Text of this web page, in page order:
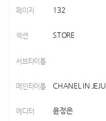
132
STORE
CHANEL IN JEJU
윤정은